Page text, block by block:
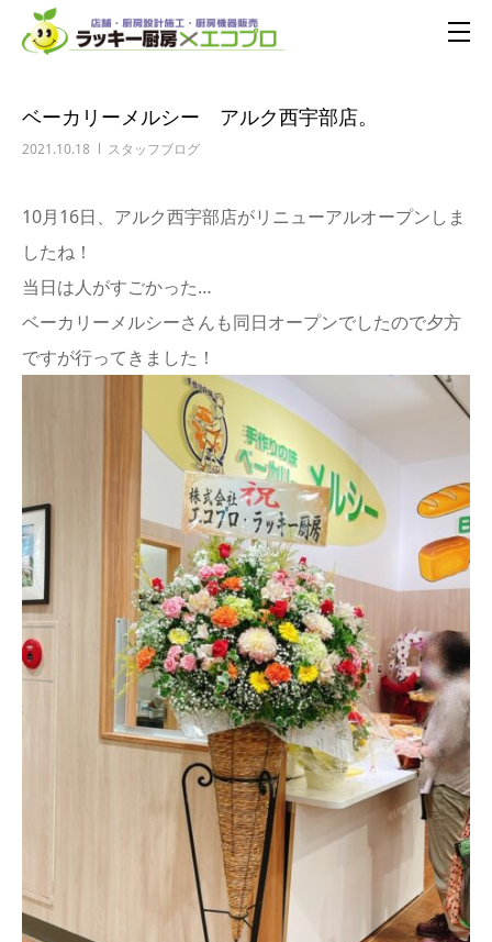
ベーカリーメルシー アルク西宇部店。
2021.10.18 スタッフブログ
10月16日、アルク西宇部店がリニューアルオープンしま
したね！
当日は人がすごかった…
ベーカリーメルシーさんも同日オープンでしたので夕方
ですが行ってきました！